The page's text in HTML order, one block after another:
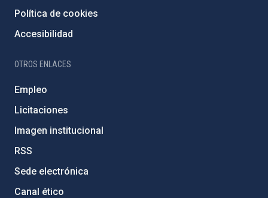
Política de cookies
Accesibilidad
OTROS ENLACES
Empleo
Licitaciones
Imagen institucional
RSS
Sede electrónica
Canal ético